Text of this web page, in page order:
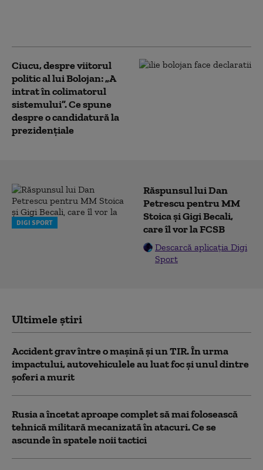
Ciucu, despre viitorul
politic al lui Bolojan: „A
intrat în colimatorul
sistemului”. Ce spune
despre o candidatură la
prezidențiale
DIGI SPORT
Răspunsul lui Dan
Petrescu pentru MM
Stoica și Gigi Becali,
care îl vor la FCSB
Descarcă aplicația Digi
Sport
Ultimele știri
Accident grav între o mașină și un TIR. În urma
impactului, autovehiculele au luat foc și unul dintre
șoferi a murit
Rusia a încetat aproape complet să mai folosească
tehnică militară mecanizată în atacuri. Ce se
ascunde în spatele noii tactici